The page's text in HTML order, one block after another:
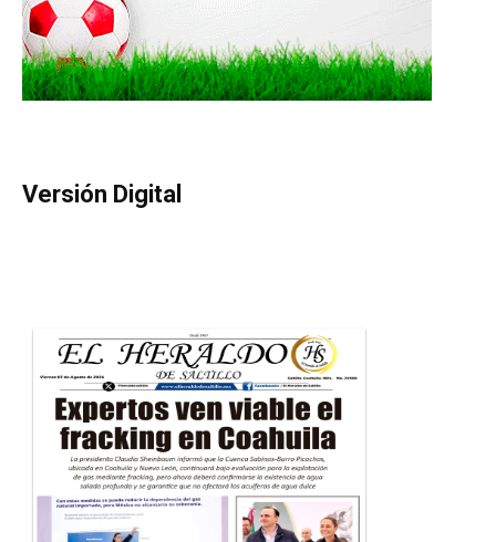
Versión Digital